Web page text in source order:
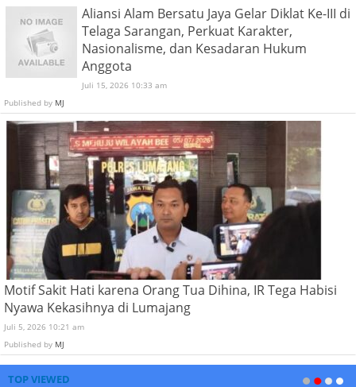
Aliansi Alam Bersatu Jaya Gelar Diklat Ke-III di
Telaga Sarangan, Perkuat Karakter,
Nasionalisme, dan Kesadaran Hukum
Anggota
Juli 15, 2026 10:33 am
Published by MJ
Motif Sakit Hati karena Orang Tua Dihina, IR Tega Habisi
Nyawa Kekasihnya di Lumajang
Juli 5, 2026 10:21 am
Published by MJ
TOP VIEWED